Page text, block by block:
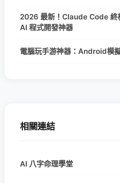
2026 最新！Claude Code 終
AI 程式開發神器
電腦玩手游神器：Android模
相關連結
AI 八字命理學堂